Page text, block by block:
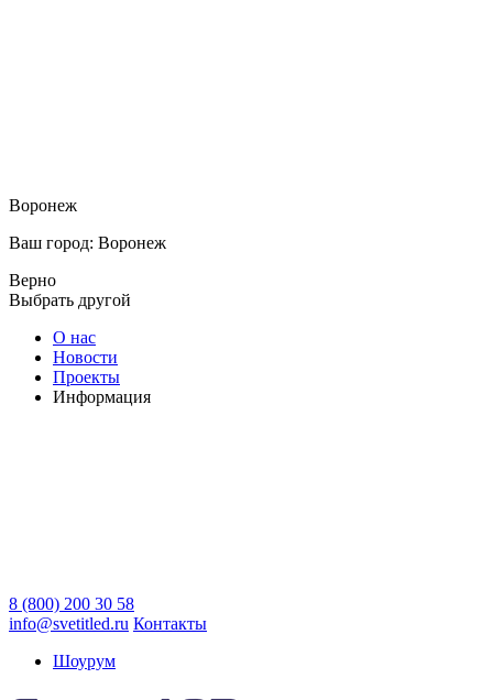
Воронеж
Ваш город: Воронеж
Верно
Выбрать другой
О нас
Новости
Проекты
Информация
8 (800) 200 30 58
info@svetitled.ru Контакты
Шоурум